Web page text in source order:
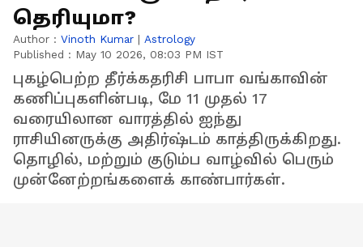
தெரியுமா?
Author : Vinoth Kumar | Astrology
Published : May 10 2026, 08:03 PM IST
புகழ்பெற்ற தீர்க்கதரிசி பாபா வங்காவின்
கணிப்புகளின்படி, மே 11 முதல் 17
வரையிலான வாரத்தில் ஐந்து
ராசியினருக்கு அதிர்ஷ்டம் காத்திருக்கிறது.
தொழில், மற்றும் குடும்ப வாழ்வில் பெரும்
முன்னேற்றங்களைக் காண்பார்கள்.